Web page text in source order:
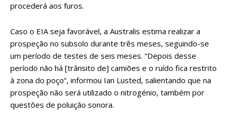
procederá aos furos.
Caso o EIA seja favorável, a Australis estima realizar a
prospeção no subsolo durante três meses, seguindo-se
um período de testes de seis meses. “Depois desse
período não há [trânsito de] camiões e o ruído fica restrito
à zona do poço”, informou Ian Lusted, salientando que na
prospeção não será utilizado o nitrogénio, também por
questões de poluição sonora.